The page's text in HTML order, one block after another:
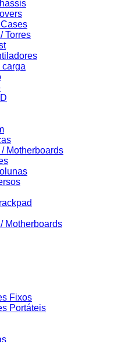
Torres
carga
Motherboards
Motherboards
Fixos
Portáteis